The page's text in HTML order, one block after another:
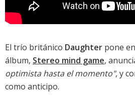
El trío británico Daughter pone
álbum, Stereo mind game,
optimista hasta el momento", y
como anticipo.